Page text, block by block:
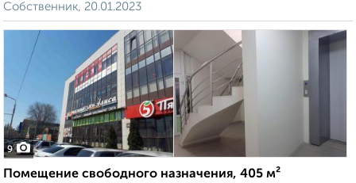
Собственник, 20.01.2023
9
Помещение свободного назначения, 405 м²